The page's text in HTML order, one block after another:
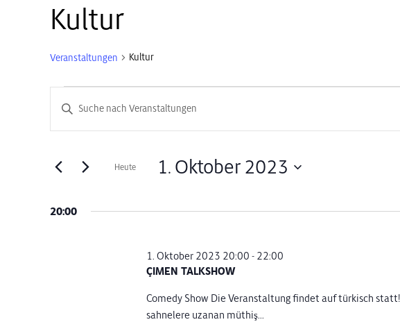
Kultur
Veranstaltungen Kultur
Veranstaltungen
für
1.
Oktober
Veranstaltungen
Suche
und
Ansichten,
Bitte
nach
Schlüsselwort.
Heute 1. Oktober 2023
20:00
ÇIMEN TALKSHOW
1. Oktober 2023 20:00 - 22:00
Comedy Show Die Veranstaltung findet auf türkisch
sahnelere uzanan müthiş...